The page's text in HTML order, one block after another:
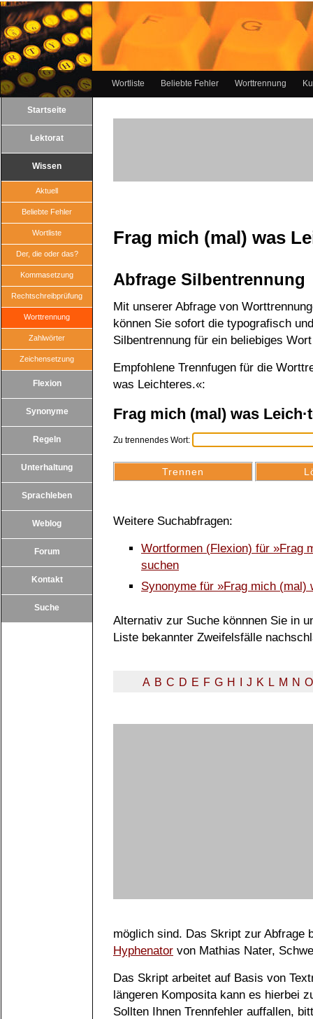
Wortliste Beliebte Fehler Worttrennung
Startseite
Lektorat
Wissen
Aktuell
Beliebte Fehler
Wortliste
Der, die oder das?
Kommasetzung
Rechtschreibprüfung
Worttrennung
Zahlwörter
Zeichensetzung
Flexion
Synonyme
Regeln
Unterhaltung
Sprachleben
Weblog
Forum
Kontakt
Suche
Frag mich (mal) was
Abfrage Silbentrennung
Mit unserer Abfrage von
können Sie sofort die typografisch
Silbentrennung für ein beliebiges
Empfohlene Trennfugen für die
was Leichteres.«:
Frag mich (mal) was
Zu trennendes Wort:
Weitere Suchabfragen:
Wortformen (Flexion) für »Frag
suchen
Synonyme für »Frag mich (mal)
Alternativ zur Suche könnnen Sie in
Liste bekannter Zweifelsfälle
A B C D E F G H J K L M N O
möglich sind. Das Skript zur Abfrage
Hyphenator von Mathias Nater,
Das Skript arbeitet auf Basis von
längeren Komposita kann es hierbei
Sollten Ihnen Trennfehler auffallen,